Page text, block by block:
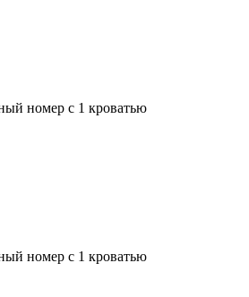
номер с 1 кроватью
номер с 1 кроватью